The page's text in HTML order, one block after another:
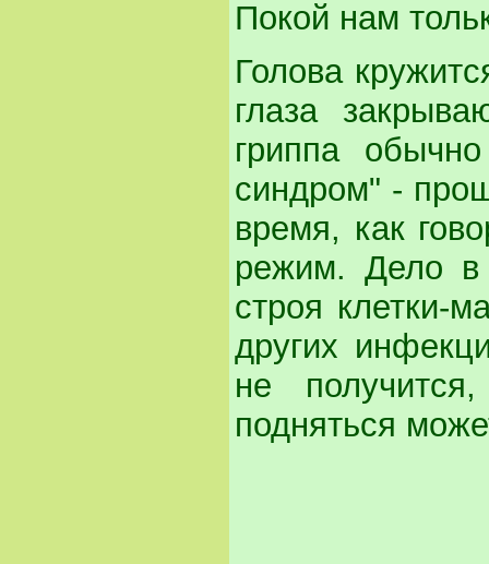
Покой нам
Голова
глаза
гриппа
синдром" -
время, как
режим. Дело в
строя клетки-
других
не
подняться